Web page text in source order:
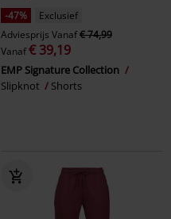
-47%
Exclusief
Adviesprijs Vanaf€ 74,99
Vanaf€ 39,19
EMP Signature Collection
Slipknot
Shorts